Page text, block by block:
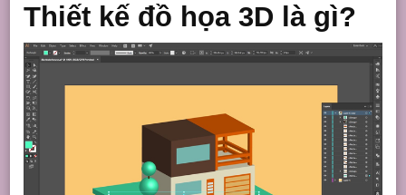
Thiết kế đồ họa 3D là gì?